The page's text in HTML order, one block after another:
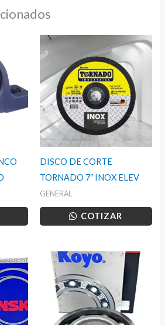
DISCO DE CORTE
TORNADO 7″ INOX ELEV
GENERAL
COTIZAR